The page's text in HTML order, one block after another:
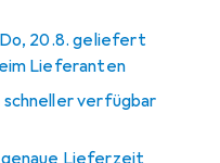
Do, 20.8. geliefert
Lieferanten
verfügbar
Lieferzeit